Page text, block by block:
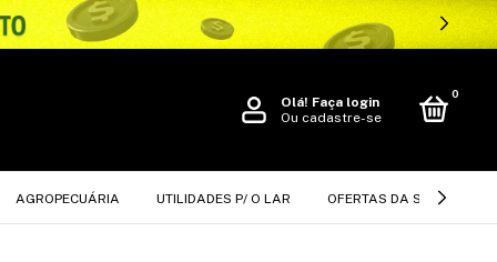
Olá! Faça login
Ou cadastre-se
0
AGROPECUÁRIA UTILIDADES P/ O LAR OFERTAS DA SEMANA